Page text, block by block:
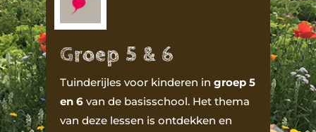
Groep 5 & 6
Tuinderijles voor kinderen in groep 5
en 6van de basisschool. Het thema
van deze lessen is ontdekken en